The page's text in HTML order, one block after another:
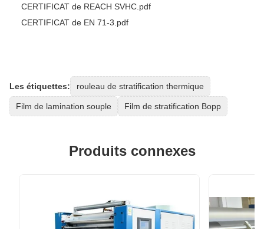
CERTIFICAT de REACH SVHC.pdf
CERTIFICAT de EN 71-3.pdf
Les étiquettes: rouleau de stratification thermique
Film de lamination souple Film de stratification Bopp
Produits connexes